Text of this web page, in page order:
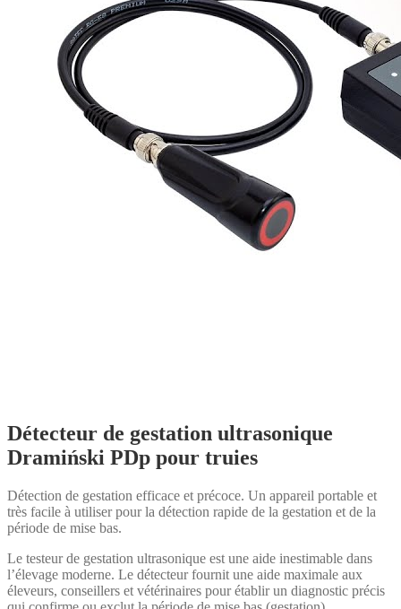
Détecteur de gestation ultrasonique
Dramiński PDp pour truies
Détection de gestation efficace et précoce. Un appareil portable et
très facile à utiliser pour la détection rapide de la gestation et de la
période de mise bas.
Le testeur de gestation ultrasonique est une aide inestimable dans
l’élevage moderne. Le détecteur fournit une aide maximale aux
éleveurs, conseillers et vétérinaires pour établir un diagnostic précis